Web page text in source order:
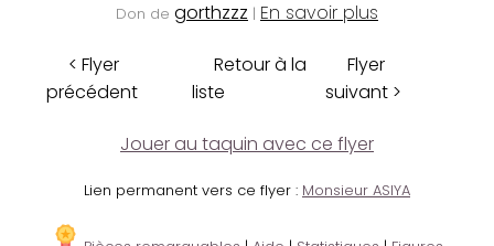
Don de gorthzzz | En savoir plus
< Flyer
précédent
Retour à la
liste
Flyer
suivant >
Jouer au taquin avec ce flyer
Lien permanent vers ce flyer : Monsieur ASIYA